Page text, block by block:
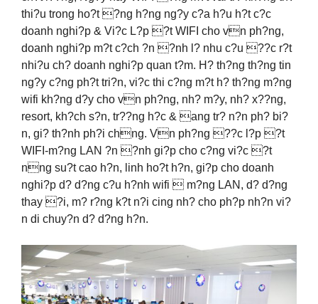
thi?u trong ho?t ?ng h?ng ng?y c?a h?u h?t c?c
doanh nghi?p & Vi?c L?p ?t WIFI cho vn ph?ng,
doanh nghi?p m?t c?ch ?n ?nh l? nhu c?u ??c r?t
nhi?u ch? doanh nghi?p quan t?m. H? th?ng th?ng tin
ng?y c?ng ph?t tri?n, vi?c thi c?ng m?t h? th?ng m?ng
wifi kh?ng d?y cho vn ph?ng, nh? m?y, nh? x??ng,
resort, kh?ch s?n, tr??ng h?c & ang tr? n?n ph? bi?
n, gi? th?nh ph?i chng. Vn ph?ng ??c l?p ?t
WIFI-m?ng LAN ?n ?nh gi?p cho c?ng vi?c ?t
nng su?t cao h?n, linh ho?t h?n, gi?p cho doanh
nghi?p d? d?ng c?u h?nh wifi  m?ng LAN, d? d?ng
thay ?i, m? r?ng k?t n?i cing nh? cho ph?p nh?n vi?
n di chuy?n d? d?ng h?n.